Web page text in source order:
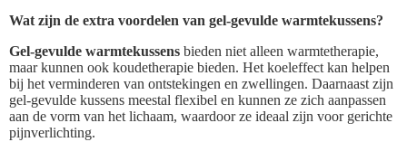
Wat zijn de extra voordelen van gel-gevulde warmtekussens?
Gel-gevulde warmtekussens bieden niet alleen warmtetherapie,
maar kunnen ook koudetherapie bieden. Het koeleffect kan helpen
bij het verminderen van ontstekingen en zwellingen. Daarnaast zijn
gel-gevulde kussens meestal flexibel en kunnen ze zich aanpassen
aan de vorm van het lichaam, waardoor ze ideaal zijn voor gerichte
pijnverlichting.